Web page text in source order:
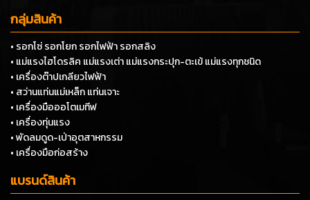
กลุ่มสินค้า
• รอกโซ่ รอกโยก รอกไฟฟ้า รอกสลิง
• แม่แรงไฮโดรลิค แม่แรงเต่า แม่แรงกระปุก-ตะเข้ แม่แรงทุกชนิด
• เครื่องต๊าปเกลียวไฟฟ้า
• สว่านแท่นแม่เหล็ก แท่นเจาะ
• เครื่องมือออโตเมทีฟ
• เครื่องทุ่นแรง
• พัดลมดูด-เป่าอุตสาหกรรม
• เครื่องมือก่อสร้าง
แบรนด์สินค้า